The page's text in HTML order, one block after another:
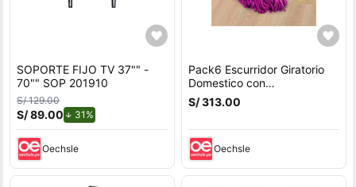
SOPORTE FIJO TV 37"" -
70"" SOP 201910
S/ 129.00
S/ 89.00 31%
Oechsle
Pack6 Escurridor Giratorio
Domestico con
Autoexprimidor Y+Regalo
Sticker
S/ 313.00
Oechsle